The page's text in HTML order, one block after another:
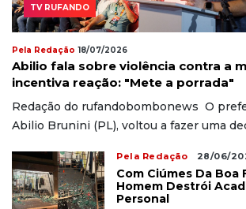
TV RUFANDO
Pela Redação 18/07/2026
Abilio fala sobre violência contra a
incentiva reação: "Mete a porrada"
Redação do rufandobombonews O
Abilio Brunini (PL), voltou a fazer uma
Pela Redação 28/06/
Com Ciúmes Da Boa
Homem Destrói
Personal